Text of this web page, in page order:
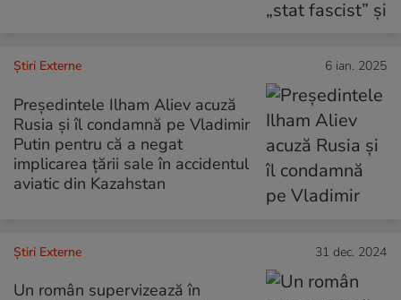
Știri Externe 6 ian. 2025
Președintele Ilham Aliev acuză
Rusia și îl condamnă pe Vladimir
Putin pentru că a negat
implicarea țării sale în accidentul
aviatic din Kazahstan
Știri Externe 31 dec. 2024
Un român supervizează în